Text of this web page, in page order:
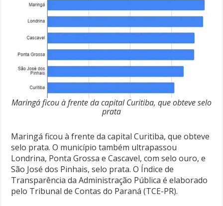
Maringá ficou à frente da capital Curitiba, que obteve selo
prata
Maringá ficou à frente da capital Curitiba, que obteve
selo prata. O município também ultrapassou
Londrina, Ponta Grossa e Cascavel, com selo ouro, e
São José dos Pinhais, selo prata. O Índice de
Transparência da Administração Pública é elaborado
pelo Tribunal de Contas do Paraná (TCE-PR).